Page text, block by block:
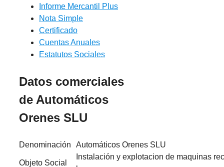
Informe Mercantil Plus
Nota Simple
Certificado
Cuentas Anuales
Estatutos Sociales
Datos comerciales
de Automáticos
Orenes SLU
Denominación Automáticos Orenes SLU
Objeto Social
Instalación y explotacion de maquinas